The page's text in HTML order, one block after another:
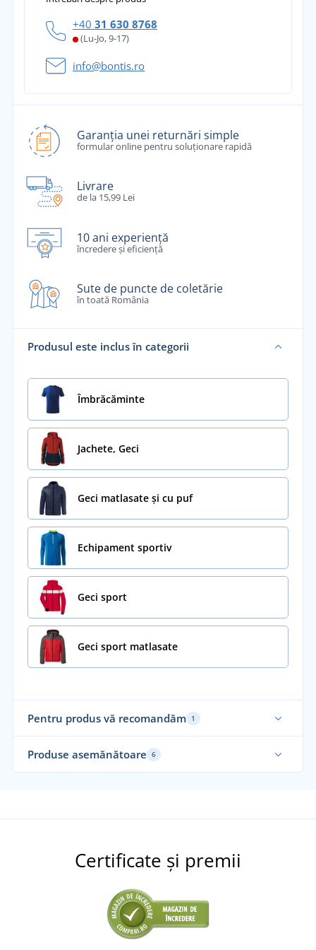
+40 31 630 8768
(Lu-Jo, 9-17)
info@bontis.ro
Garanția unei returnări simple
formular online pentru soluționare rapidă
Livrare
de la 15,99 Lei
10 ani experiență
încredere și eficiență
Sute de puncte de coletărie
în toată România
Produsul este inclus în categorii
Îmbrăcăminte
Jachete, Geci
Geci matlasate și cu puf
Echipament sportiv
Geci sport
Geci sport matlasate
Pentru produs vă recomandăm 1
Produse asemănătoare 6
Certificate și premii